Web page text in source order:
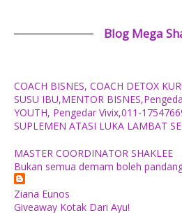
Blog Mega
COACH BISNES, COACH DETOX
SUSU IBU,MENTOR
YOUTH, Pengedar Vivix,011-
SUPLEMEN ATASI LUKA LAMBAT
MASTER COORDINATOR SHAKLEE
Bukan semua demam boleh
Ziana Eunos
Giveaway Kotak Dari Ayu!